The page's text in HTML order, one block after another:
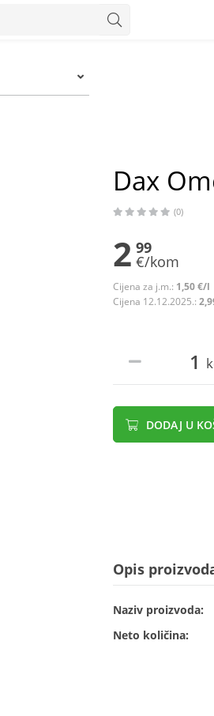
Dax
(0)
2 99
€/kom
Cijena za j.m.: 1,50 €/l
Cijena 12.12.2025.:
DODAJ U
Opis
Naziv proizvoda:
Neto količina: